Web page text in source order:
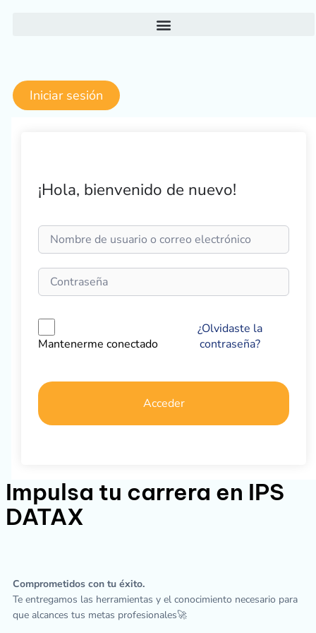
Iniciar sesión
¡Hola, bienvenido de nuevo!
Mantenerme conectado
¿Olvidaste la
contraseña?
Acceder
Impulsa tu carrera en IPS
DATAX
Comprometidos con tu éxito.
Te entregamos las herramientas y el conocimiento necesario para
que alcances tus metas profesionales🚀